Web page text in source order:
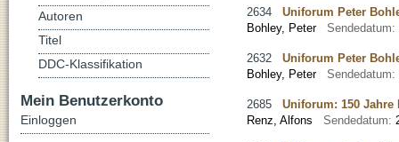
2634 Uniforum Peter
Bohley, Peter
Sendedatum:
2632 Uniforum Peter
Bohley, Peter
Sendedatum:
2685 Uniforum: 150 Jahre
Renz, Alfons
Sendedatum:
Autoren
Titel
DDC-Klassifikation
Mein Benutzerkonto
Einloggen